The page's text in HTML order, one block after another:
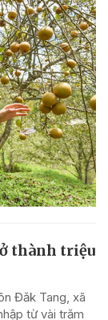
thành triệu
Đăk Tang, xã
từ vài trăm